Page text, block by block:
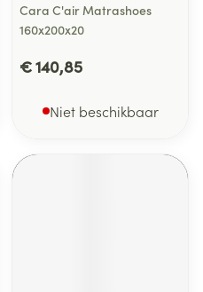
Cara C'air Matrashoes
160x200x20
€ 140,85
Niet beschikbaar